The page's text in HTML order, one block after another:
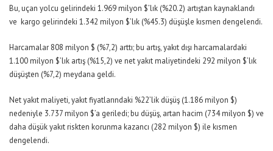
Bu, uçan yolcu gelirindeki 1.969 milyon $’lık (%20.2) artıştan kaynaklandı
ve kargo gelirindeki 1.342 milyon $’lık (%45.3) düşüşle kısmen dengelendi.
Harcamalar 808 milyon $ (%7,2) arttı; bu artış, yakıt dışı harcamalardaki
1.100 milyon $’lık artış (%15,2) ve net yakıt maliyetindeki 292 milyon $’lık
düşüşten (%7,2) meydana geldi.
Net yakıt maliyeti, yakıt fiyatlarındaki %22’lik düşüş (1.186 milyon $)
nedeniyle 3.737 milyon $’a geriledi; bu düşüş, artan hacim (734 milyon $) ve
daha düşük yakıt riskten korunma kazancı (282 milyon $) ile kısmen
dengelendi.